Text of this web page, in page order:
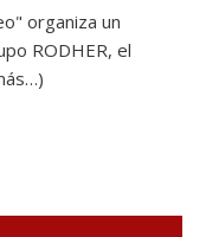
organiza un
RODHER, el